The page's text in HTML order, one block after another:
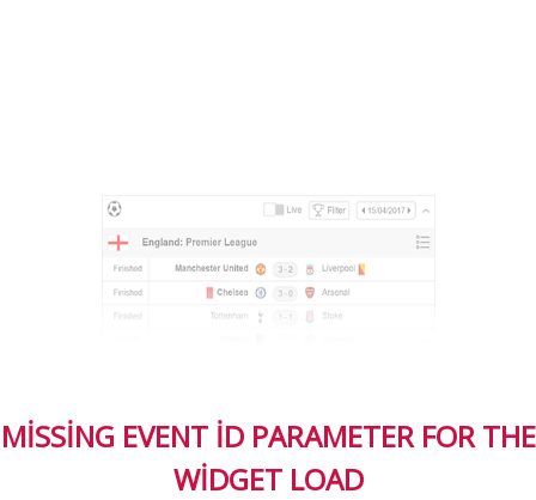
MISSING EVENT ID PARAMETER FOR THE
WIDGET LOAD